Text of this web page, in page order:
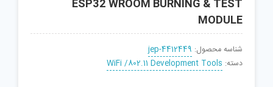
ESP32 WROOM BURNING & TEST
MODULE
شناسه محصول: jep-4412449
دسته: WiFi /802.11 Development Tools